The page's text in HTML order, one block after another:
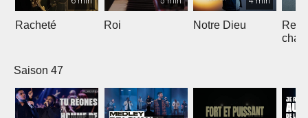
Racheté Roi Notre Dieu
chant
Saison 47